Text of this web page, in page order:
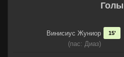
Голы
Винисиус Жуниор
(пас: Диаз)
15'